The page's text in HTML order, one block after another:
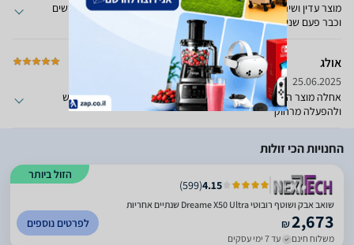
מוצר עדין ושירות לקוחות הכי גרוע שנתקלתי בחיי!!!!נקנה לפני 3 חודשים
וכבר פעם שניה בתיקון.
אולג
25.06.2025
אחלה מוצר הגיע כמו שצריך ועושה את העבודה טוב מאוד ונוח לשימוש
ולהפעלה מרחוק
החנויות הכי זולות
הזול ביותר
4.15
(
599
)
שואב אבק ושוטף רובוטי Dreame X50 Ultra שנתיים אחריות
₪2,673
משלוח חינם עד 7 ימי עסקים
לפרטים נוספים